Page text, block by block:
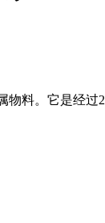
物料。它是经过